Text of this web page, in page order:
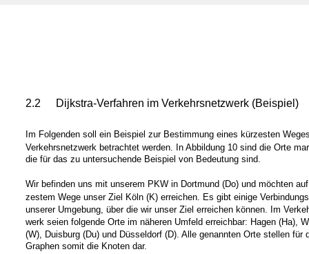
2.2 Dijkstra-Verfahren im Verkehrsnetzwerk (Beispiel)
Im Folgenden soll ein Beispiel zur Bestimmung eines kürzesten
Verkehrsnetzwerk betrachtet werden. In Abbildung 10 sind die Orte
die für das zu untersuchende Beispiel von Bedeutung sind.
Wir befinden uns mit unserem PKW in Dortmund (Do) und möchten
zestem Wege unser Ziel Köln (K) erreichen. Es gibt einige
unserer Umgebung, über die wir unser Ziel erreichen können. Im
werk seien folgende Orte im näheren Umfeld erreichbar: Hagen (Ha),
(W), Duisburg (Du) und Düsseldorf (D). Alle genannten Orte stellen für
Graphen somit die Knoten dar.